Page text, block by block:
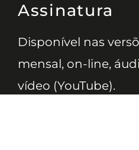
Assinatura
Disponível nas
mensal, on-line,
vídeo (YouTube).